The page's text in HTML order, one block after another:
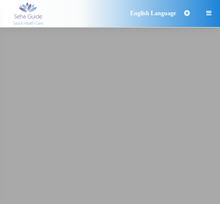

English Language